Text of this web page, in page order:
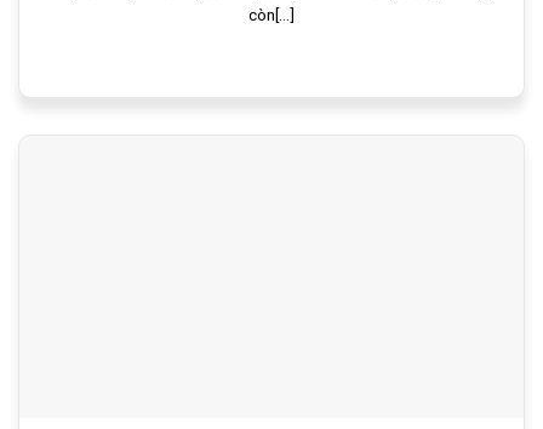
còn[...]